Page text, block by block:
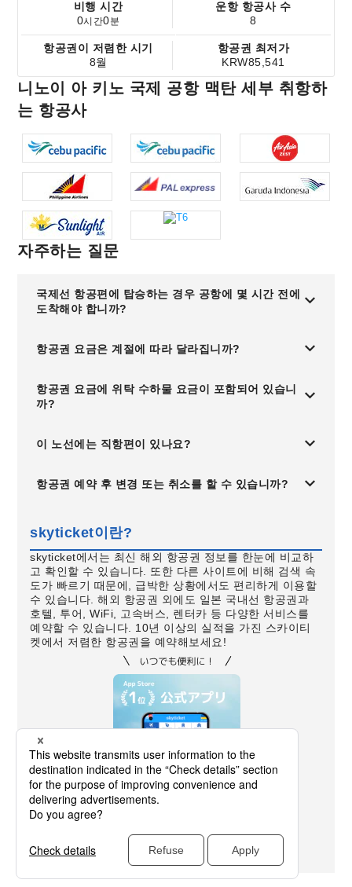
비행 시간
0시간0분
운항 항공사 수
8
항공권이 저렴한 시기
8월
항공권 최저가
KRW85,541
니노이 아 키노 국제 공항 맥탄 세부 취항하
는 항공사
자주하는 질문
국제선 항공편에 탑승하는 경우 공항에 몇 시간 전에
도착해야 합니까?
항공권 요금은 계절에 따라 달라집니까?
항공권 요금에 위탁 수하물 요금이 포함되어 있습니
까?
이 노선에는 직항편이 있나요?
항공권 예약 후 변경 또는 취소를 할 수 있습니까?
skyticket이란?
skyticket에서는 최신 해외 항공권 정보를 한눈에 비교하
고 확인할 수 있습니다. 또한 다른 사이트에 비해 검색 속
도가 빠르기 때문에, 급박한 상황에서도 편리하게 이용할
수 있습니다. 해외 항공권 외에도 일본 국내선 항공권과
호텔, 투어, WiFi, 고속버스, 렌터카 등 다양한 서비스를
예약할 수 있습니다. 10년 이상의 실적을 가진 스카이티
켓에서 저렴한 항공권을 예약해보세요!